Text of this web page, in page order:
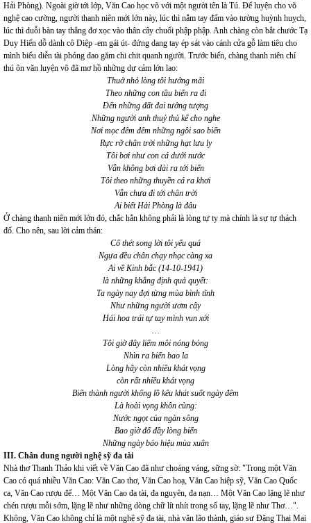
Hải Phòng). Ngoài giờ tới lớp, Văn Cao học võ với một người tên là Tú. Để luyện cho võ
nghệ cao cường, người thanh niên mới lớn này, lúc thì nắm tay đấm vào tường huỳnh huỵch,
lúc thì duỗi bàn tay thẳng đơ xọc vào thân cây chuối phập phập. Anh chàng còn bắt chước Tạ
Duy Hiển dỗ dành cô Diệp -em gái út- đứng dang tay ép sát vào cánh cửa gỗ làm tiêu cho
mình biểu diễn tài phóng dao găm chi chit quanh người. Trước biển, chàng thanh niên chí
thú ôn văn luyện võ đã mơ hồ những dự cảm lớn lao:
Thuở nhỏ lòng tôi hướng mãi
Theo những con tầu biển ra đi
Đến những đất đai tưởng tượng
Những người anh thuỷ thủ kể cho nghe
Nơi mọc đêm đêm những ngôi sao biển
Rực rỡ chân trời những hạt lưu ly
Tôi bơi như con cá dưới nước
Vẫn không bơi dài ra tới biển
Tôi theo những thuyền cá ra khơi
Vẫn chưa đi tới chân trời
Ai biết Hải Phòng là đâu
Ở chàng thanh niên mới lớn đó, chắc hẳn không phải là lòng tự ty mà chính là sự tự thách
đố. Cho nên, sau lời cảm thán:
Cố thét song lời tôi yếu quá
Ngựa đều chân chạy nhạc càng xa
Ai về Kinh bắc (14-10-1941)
là những khẳng định quả quyết:
Ta ngày nay đợi từng mùa bình tĩnh
Như những người ươm cây
Hái hoa trái tự tay mình vun xới
…
Tôi giờ đây liếm môi nóng bỏng
Nhìn ra biển bao la
Lòng hãy còn nhiều khát vọng
còn rất nhiều khát vọng
Biến thành người khổng lồ kêu khát suốt ngày đêm
Là hoài vọng khôn cùng:
Nước ngọt của ngàn sông
Bao giờ đổ đầy lòng biển
Những ngày báo hiệu mùa xuân
III. Chân dung người nghệ sỹ đa tài
Nhà thơ Thanh Thảo khi viết về Văn Cao đã như choáng váng, sững sờ: "Trong một Văn
Cao có quá nhiều Văn Cao: Văn Cao thơ, Văn Cao hoạ, Văn Cao hiệp sỹ, Văn Cao Quốc
ca, Văn Cao rượu đế… Một Văn Cao đa tài, đa nguyên, đa nạn… Một Văn Cao lặng lẽ như
chén rượu mỗi sớm, lặng lẽ như những dòng chữ lít nhít trong sổ tay, lặng lẽ như Thơ…".
Không, Văn Cao không chỉ là một nghệ sỹ đa tài, nhà văn lão thành, giáo sư Đặng Thai Mai